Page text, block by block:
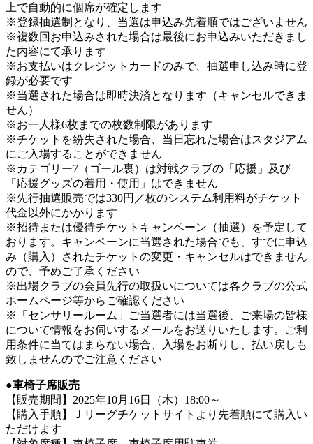
上で自動的に個席が確定します
※登録抽選制となり、当選は申込み先着順ではございません
※複数回お申込みされた場合は最後にお申込みいただきまし
た内容にて承ります
※お支払いはクレジットカードのみで、抽選申し込み時に登
録が必要です
※当選された場合は即時決済となります（キャンセルできま
せん）
※お一人様6枚までの枚数制限があります
※チケットを紛失された場合、当日忘れた場合はスタジアム
にご入場することができません
※カテゴリー7（ゴール裏）は対戦クラブの「応援」及び
「応援グッズの着用・使用」はできません
※先行抽選販売では330円／枚のシステム利用料がチケット
代金以外にかかります
※招待または優待チケットキャンペーン（抽選）を予定して
おります。キャンペーンに当選された場合でも、すでに申込
み（購入）されたチケットの変更・キャンセルはできません
ので、予めご了承ください
※出場クラブの会員先行の取扱いについては各クラブの公式
ホームページ等からご確認ください
※「センサリールーム」ご当選者には当選後、ご来場の皆様
について情報をお伺いするメールをお送りいたします。ご利
用条件に当てはまらない場合、入場をお断りし、払い戻しも
致しませんのでご注意ください
●車椅子席販売
【販売期間】2025年10月16日（木）18:00～
【購入手順】Ｊリーグチケットサイトより先着順にて購入い
ただけます